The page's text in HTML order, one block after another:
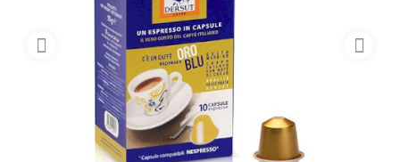
Lebensmittelmarkt
Baumarkt
Dienstleistungen